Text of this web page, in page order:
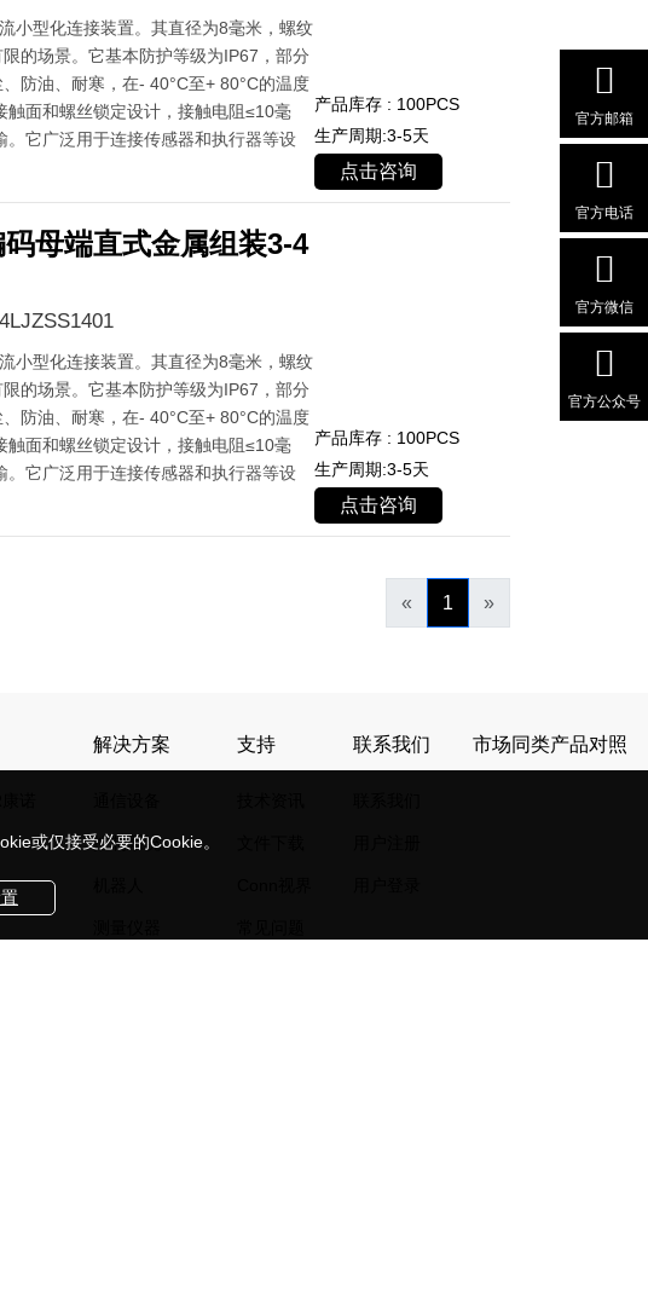
或仅接受必要的Cookie。
小型化连接装置。其直径为8毫米，螺纹
的场景。它基本防护等级为IP67，部分
防油、耐寒，在- 40°C至+ 80°C的温度
触面和螺丝锁定设计，接触电阻≤10毫
。它广泛用于连接传感器和执行器等设
产品库存 : 100PCS
生产周期:3-5天
点击咨询
母端直式金属组装3-4
小型化连接装置。其直径为8毫米，螺纹
的场景。它基本防护等级为IP67，部分
防油、耐寒，在- 40°C至+ 80°C的温度
触面和螺丝锁定设计，接触电阻≤10毫
。它广泛用于连接传感器和执行器等设
产品库存 : 100PCS
生产周期:3-5天
点击咨询
« 1 »
官方邮箱
官方电话
官方微信
官方公众号
诺
解决方案
控制系统
支持 联系我们 市场同类产品对照